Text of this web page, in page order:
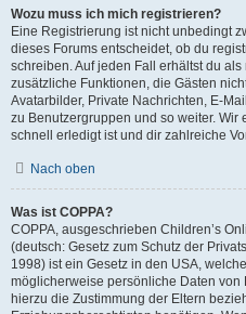
Wozu muss ich mich registrieren?
Eine Registrierung ist nicht unbedingt
dieses Forums entscheidet, ob du
schreiben. Auf jeden Fall erhältst du
zusätzliche Funktionen, die Gästen
Avatarbilder, Private Nachrichten, E-
zu Benutzergruppen und so weiter.
schnell erledigt ist und dir zahlreiche
Nach oben
Was ist COPPA?
COPPA, ausgeschrieben Children’s
(deutsch: Gesetz zum Schutz der
1998) ist ein Gesetz in den USA,
möglicherweise persönliche Daten
hierzu die Zustimmung der Eltern